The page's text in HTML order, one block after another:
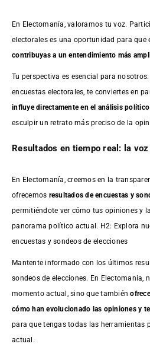
En Electomanía, valoramos tu voz.
electorales es una oportunidad para que
contribuyas a un entendimiento más
Tu perspectiva es esencial para
encuestas electorales, te conviertes en
influye directamente en el análisis político
esculpir un retrato más preciso de la
Resultados en tiempo real: la
En Electomanía, creemos en la
ofrecemos resultados deencuestas y
permitiéndote ver cómo tus opiniones y
panorama político actual. H2: Explora
encuestas y sondeos de elecciones
Mantente informado con los últimos
sondeos de elecciones. En Electomania,
momento actual, sino que también
cómo han evolucionado las opiniones y
para que tengas todas las herramientas
actual.